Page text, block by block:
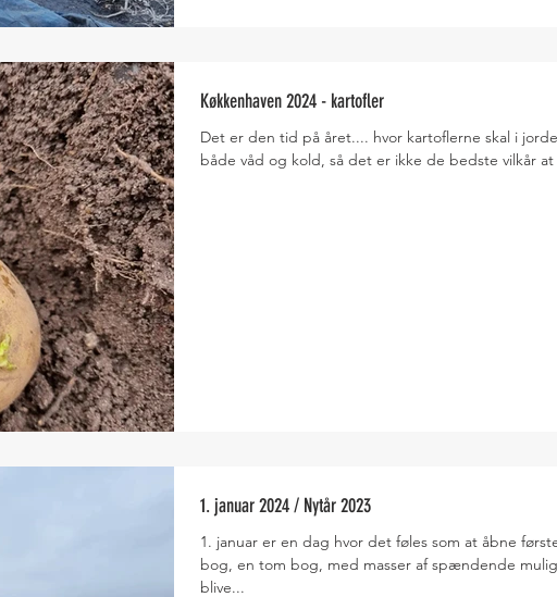
Køkkenhaven 2024 - kartofler
Det er den tid på året.... hvor kartoflerne skal i
både våd og kold, så det er ikke de bedste vilkår
1. januar 2024 / Nytår 2023
1. januar er en dag hvor det føles som at åbne
bog, en tom bog, med masser af spændende
blive...